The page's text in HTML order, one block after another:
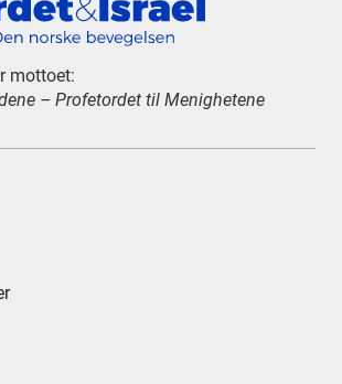
mottoet:
– Profetordet til Menighetene